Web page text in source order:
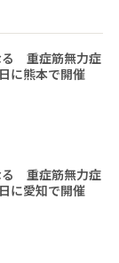
る 重症筋無力症
に熊本で開催
る 重症筋無力症
に愛知で開催